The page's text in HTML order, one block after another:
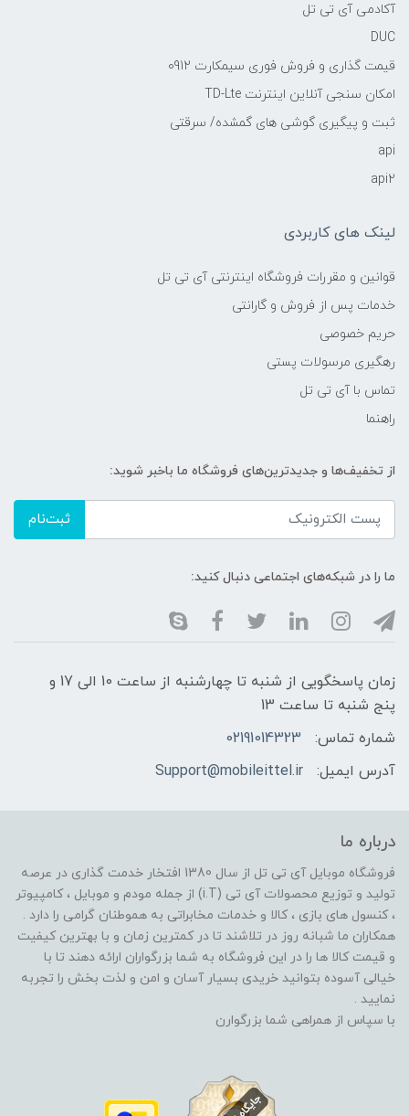
آکادمی آی تی تل
DUC
قیمت گذاری و فروش فوری سیمکارت 0912
امکان سنجی آنلاین اینترنت TD-Lte
ثبت و پیگیری گوشی های گمشده/ سرقتی
api
api2
لینک های کاربردی
قوانین و مقررات فروشگاه اینترنتی آی تی تل
خدمات پس از فروش و گارانتی
حریم خصوصی
رهگیری مرسولات پستی
تماس با آی تی تل
راهنما
از تخفیف‌ها و جدیدترین‌های فروشگاه ما باخبر شوید:
ثبت‌نام
ما را در شبکه‌های اجتماعی دنبال کنید:
زمان پاسخگویی از شنبه تا چهارشنبه از ساعت 10 الی 17 و
پنج شنبه تا ساعت 13
شماره تماس:
02191014323
آدرس ایمیل:
Support@mobileittel.ir
درباره ما
فروشگاه موبایل آی تی تل از سال 1380 افتخار خدمت گذاری در عرصه
تولید و توزیع محصولات آی تی (i.T) از جمله مودم و موبایل ، کامپیوتر
، کنسول های بازی ، کالا و خدمات مخابراتی به هموطنان گرامی را دارد .
همکاران ما شبانه روز در تلاشند تا در کمترین زمان و با بهترین کیفیت
و قیمت کالا ها را در این فروشگاه به شما بزرگواران ارائه دهند تا با
خیالی آسوده بتوانید خریدی بسیار آسان و امن و لذت بخش را تجربه
نمایید .
با سپاس از همراهی شما بزرگوارن